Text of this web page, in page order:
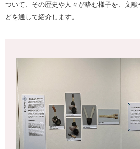
ついて、その歴史や人々が嗜む様子を、文
どを通して紹介します。